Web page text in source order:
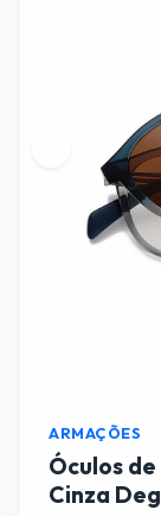
ARMAÇÕES
Óculos
Cinza